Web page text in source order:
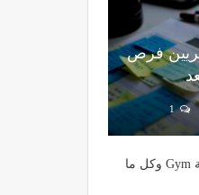
فرص
1
مشروع صالة رياضية Gym وكل ما